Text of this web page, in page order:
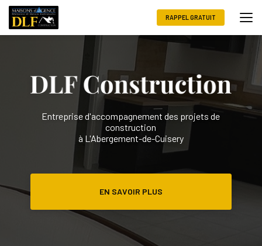
Aller
contenu
RAPPEL GRATUIT
Entreprise d'accompagnement des projets de
construction
à L'Abergement-de-Cuisery
EN SAVOIR PLUS